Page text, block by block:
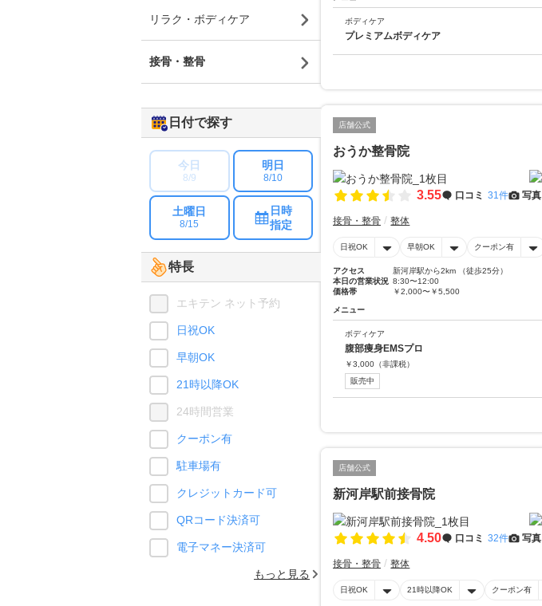
ボディケア
プレミアムボディケア
店舗公式
おうか整骨院
3.55 口コミ 31件 写真
接骨・整骨 整体
日祝OK 早朝OK クーポン有
アクセス
新河岸駅から2km （徒歩25分）
本日の営業状況 8:30〜12:00
価格帯
￥2,000〜￥5,500
メニュー
ボディケア
腹部痩身EMSプロ
￥3,000 （非課税）
販売中
店舗公式
新河岸駅前接骨院
4.50 口コミ 32件 写真
接骨・整骨 整体
日祝OK 21時以降OK クーポン有
リラク・ボディケア
接骨・整骨
日付で探す
今日
8/9
明日
8/10
土曜日
8/15
日時
指定
特長
エキテン ネット予約
日祝OK
早朝OK
21時以降OK
24時間営業
クーポン有
駐車場有
クレジットカード可
QRコード決済可
電子マネー決済可
もっと見る